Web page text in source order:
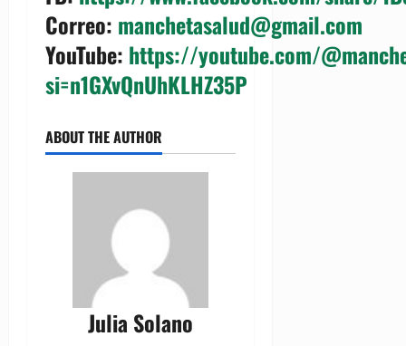
Correo: manchetasalud@gmail.com
YouTube: https://youtube.com/
si=n1GXvQnUhKLHZ35P
ABOUT THE AUTHOR
Julia Solano